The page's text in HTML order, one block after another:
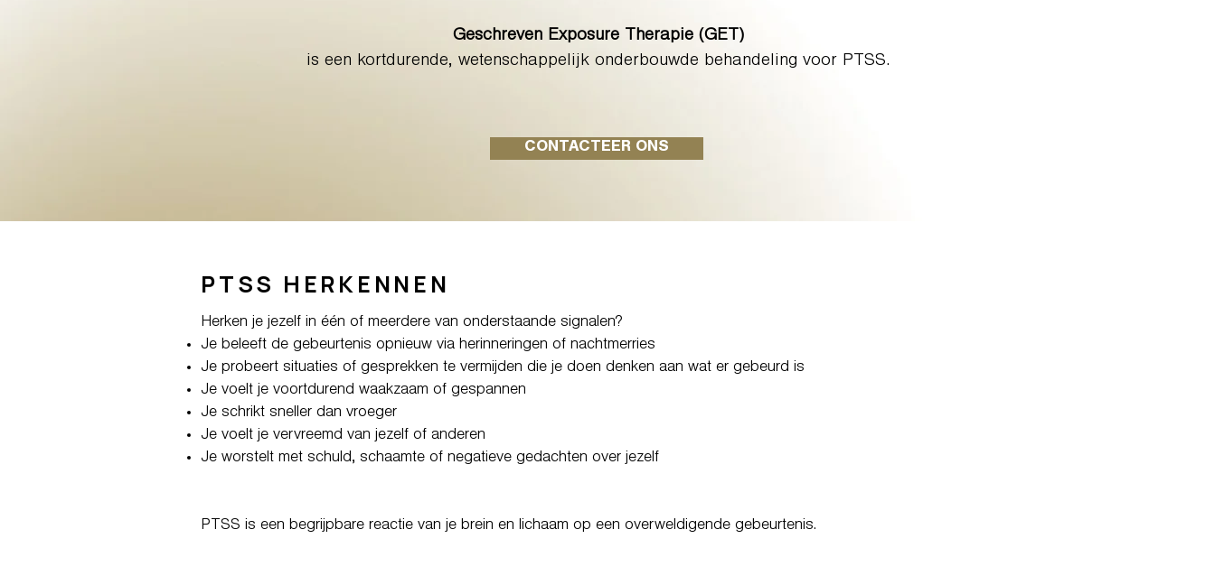
Geschreven Exposure Therapie (GET)
is een kortdurende, wetenschappelijk onderbouwde behandeling voor PTSS.
CONTACTEER ONS
PTSS HERKENNEN
Herken je jezelf in één of meerdere van onderstaande signalen?
Je beleeft de gebeurtenis opnieuw via herinneringen of nachtmerries
Je probeert situaties of gesprekken te vermijden die je doen denken aan wat er gebeurd is
Je voelt je voortdurend waakzaam of gespannen
Je schrikt sneller dan vroeger
Je voelt je vervreemd van jezelf of anderen
Je worstelt met schuld, schaamte of negatieve gedachten over jezelf
PTSS is een begrijpbare reactie van je brein en lichaam op een overweldigende gebeurtenis.